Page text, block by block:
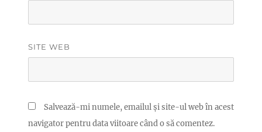
SITE WEB
Salvează-mi numele, emailul și site-ul web în acest
navigator pentru data viitoare când o să comentez.